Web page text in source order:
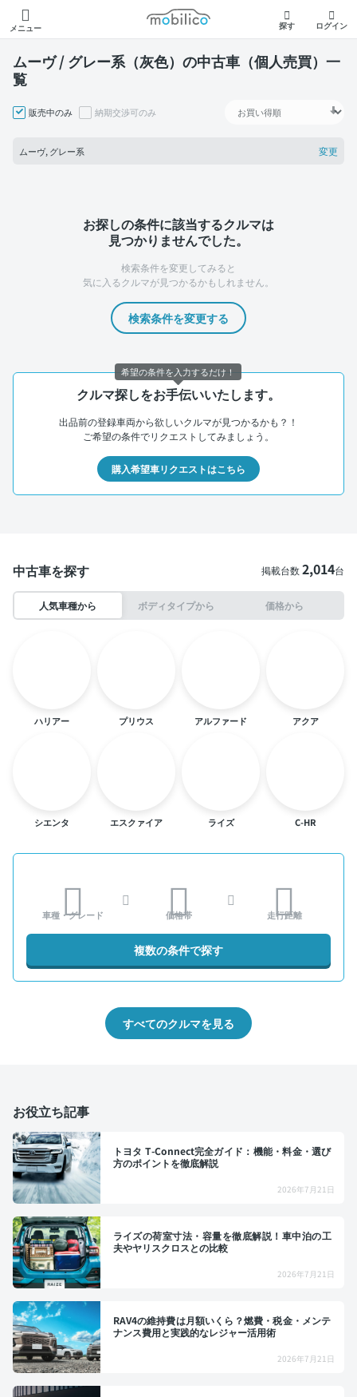
メニュー
モビリコ
探す ログイン
ムーヴ / グレー系（灰色）の中古車（個人売買）一
覧
販売中のみ 納期交渉可のみ
ムーヴ, グレー系 変更
お探しの条件に該当するクルマは
見つかりませんでした。
検索条件を変更してみると
気に入るクルマが見つかるかもしれません。
検索条件を変更する
クルマ探しをお手伝いいたします。
出品前の登録車両から欲しいクルマが見つかるかも？！
ご希望の条件でリクエストしてみましょう。
購入希望車リクエストはこちら
中古車を探す 掲載台数2,014台
人気車種から ボディタイプから 価格から
ハリアー プリウス アルファード アクア
シエンタ エスクァイア ライズ C-HR
車種・グレード 価格帯 走行距離
複数の条件で探す
すべてのクルマを見る
お役立ち記事
トヨタ T-Connect完全ガイド：機能・料金・選び
方のポイントを徹底解説
2026年7月21日
ライズの荷室寸法・容量を徹底解説！車中泊の工
夫やヤリスクロスとの比較
2026年7月21日
RAV4の維持費は月額いくら？燃費・税金・メンテ
ナンス費用と実践的なレジャー活用術
2026年7月21日
希望の条件を入力するだけ！